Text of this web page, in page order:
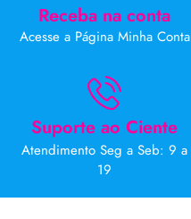
Receba na conta
Acesse a Página Minha Conta
Suporte ao Ciente
Atendimento Seg a Seb: 9 a
19